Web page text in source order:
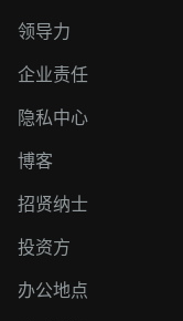
领导力
企业责任
隐私中心
博客
招贤纳士
投资方
办公地点